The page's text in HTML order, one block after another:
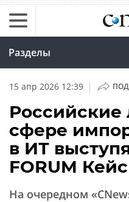
Разделы
15 апр 2026 12:39 |
сфере
в ИТ
FORUM
На очередном